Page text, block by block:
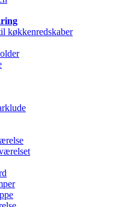
køkkenredskaber